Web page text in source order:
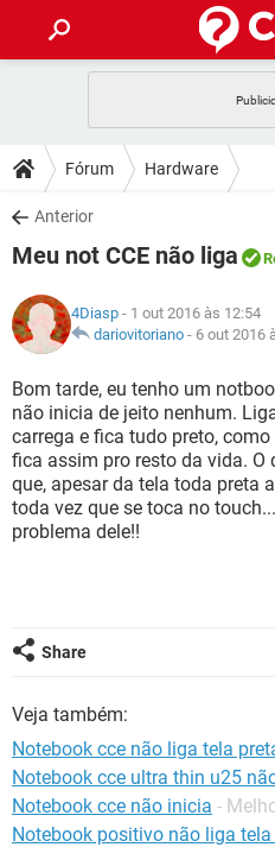
CELULAR
OUTLOOK
INSTAGRAM
GUIA DE COMPRAS
DICAS
JOGOS
INSTAGRAM
GUIA DE COMPRAS
DOWNLOADS
JOGOS
CELULAR
OUTLOOK
INSTAGRAM
GUIA DE COMPRAS
JOGOS
CELULAR
OUTLOOK
INSTAGRAM
GUIA DE COMPRAS
GLOSSÁRIO
CELULAR
OUTLOOK
INSTAGRAM
GUIA DE COMPRAS
Fórum Hardware
Anterior
Meu not CCE não liga
4Diasp - 1 out 2016 às 12:54
dariovitoriano - 6 out 2016
Bom tarde, eu tenho um
não inicia de jeito nenhum.
carrega e fica tudo preto,
fica assim pro resto da vida. O
que, apesar da tela toda preta
toda vez que se toca no
problema dele!!
Share
Veja também:
Notebook cce não liga tela
Notebook cce ultra thin u25
Notebook cce não inicia -
Notebook positivo não liga tela